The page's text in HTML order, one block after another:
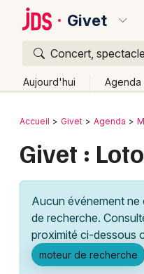
Givet
Concert,
Aujourd'hui Agenda
Publier un
Grands événements
Activité & Expérience
Bordeaux
Lille
Lyon
Marseille
Retour
Accueil Givet Agenda
Givet :
Aucun événement
de recherche.
proximité ci-dessous
moteur de recherche
Quoi ?
Où ?
Champagne-Ardenne
Quand ?